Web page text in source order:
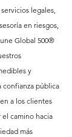
legales,
en riesgos,
Global 500®
y
confianza pública
a los clientes
el camino hacia
más